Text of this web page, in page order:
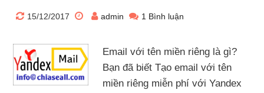
15/12/2017 admin 1 Bình luận
Email với tên miền riêng là gì?
Bạn đã biết Tạo email với tên
miền riêng miễn phí với Yandex